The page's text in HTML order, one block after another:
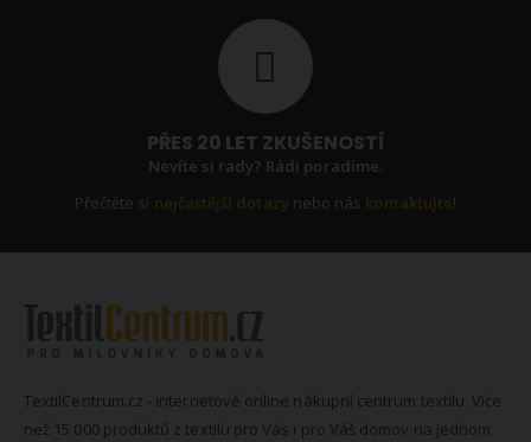
PŘES 20 LET ZKUŠENOSTÍ
Nevíte si rady? Rádi poradíme.
Přečtěte si nejčastější dotazy nebo nás kontaktujte!
TextilCentrum.cz - internetové online nákupní centrum textilu. Více
než 15 000 produktů z textilu pro Vás i pro Váš domov na jednom